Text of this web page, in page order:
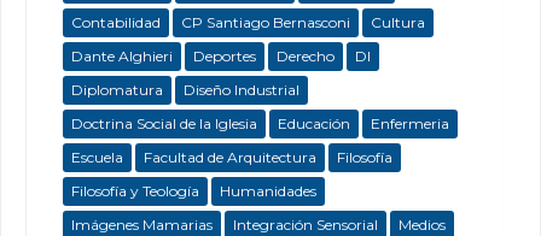
Contabilidad
CP Santiago Bernasconi
Cultura
Dante Alghieri
Deportes Derecho
DI
Diplomatura
Diseño Industrial
Doctrina Social de la Iglesia
Educación
Enfermeria
Escuela
Facultad de Arquitectura
Filosofía
Filosofía y Teología
Humanidades
Imágenes Mamarias
Integración Sensorial
Medios